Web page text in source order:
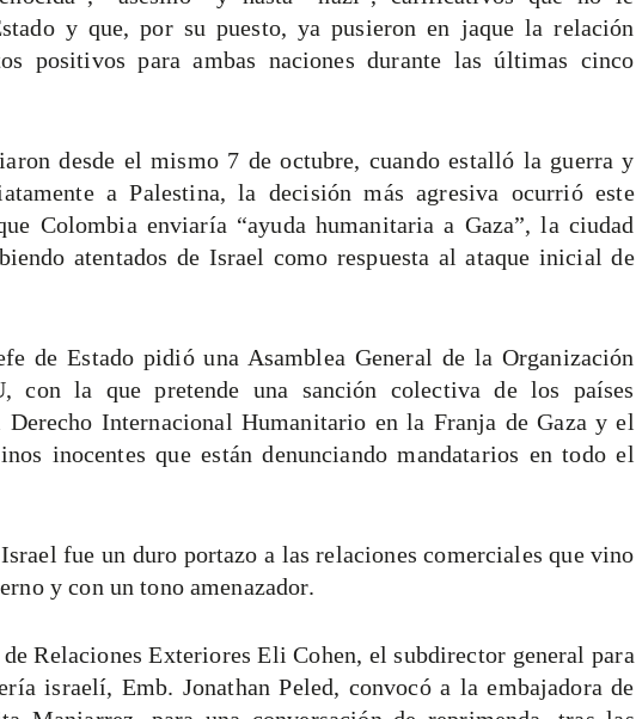
y que, por su puesto, ya pusieron en jaque la relación
positivos para ambas naciones durante las últimas cinco
desde el mismo 7 de octubre, cuando estalló la guerra y
a Palestina, la decisión más agresiva ocurrió este
Colombia enviaría “ayuda humanitaria a Gaza”, la ciudad
atentados de Israel como respuesta al ataque inicial de
de Estado pidió una Asamblea General de la Organización
con la que pretende una sanción colectiva de los países
Internacional Humanitario en la Franja de Gaza y el
inocentes que están denunciando mandatarios en todo el
fue un duro portazo a las relaciones comerciales que vino
y con un tono amenazador.
Relaciones Exteriores Eli Cohen, el subdirector general para
israelí, Emb. Jonathan Peled, convocó a la embajadora de